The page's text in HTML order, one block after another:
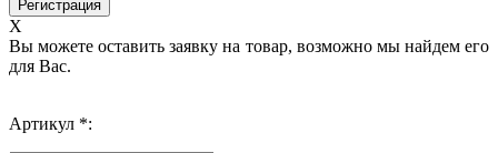
X
Вы можете оставить заявку на товар, возможно мы найдем его
для Вас.
Артикул *: